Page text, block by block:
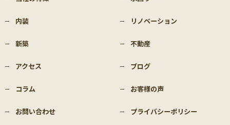
内装 リノベーション
新築 不動産
アクセス ブログ
コラム お客様の声
お問い合わせ プライバシーポリシー